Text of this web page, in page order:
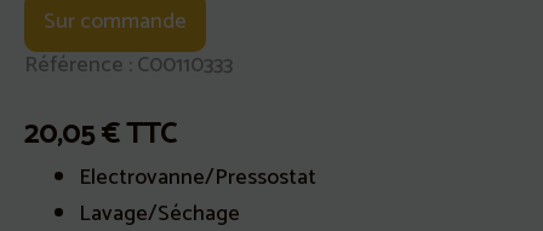
Sur commande
Référence : C00110333
20,05€TTC
Electrovanne/Pressostat
Lavage/Séchage